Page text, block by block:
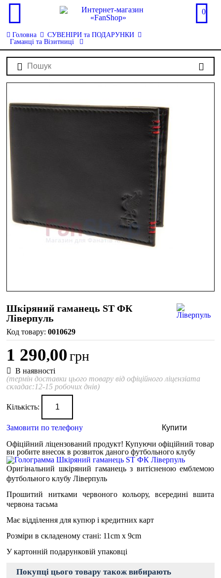
0
Головна
СУВЕНІРИ та ПОДАРУНКИ
Гаманці та Візитниці
Шкіряний гаманець ST ФК
Ліверпуль
0010629
1 290,00грн
В наявності
(термін доставки цього товару від офіційного ліцензіата
складає:12-15 робочих днів)
Кількість:
Замовити по телефону
Купити
Офіційний ліцензований продукт!Купуючи офіційний товар
ви робите внесок в розвиток даного футбольного клубу
Оригінальний шкіряний гаманець з витісненою емблемою
футбольного клубу Ліверпуль
Прошитий нитками червоного кольору, всередині вшита
червона тасьма
Має відділення для купюр і кредитних карт
Розміри в складеному стані: 11cm x 9cm
У картонній подарунковій упаковці
Покупці цього товару також вибирають